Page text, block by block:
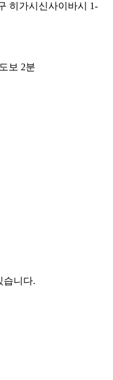
히가시신사이바시 1-
보 2분
습니다.